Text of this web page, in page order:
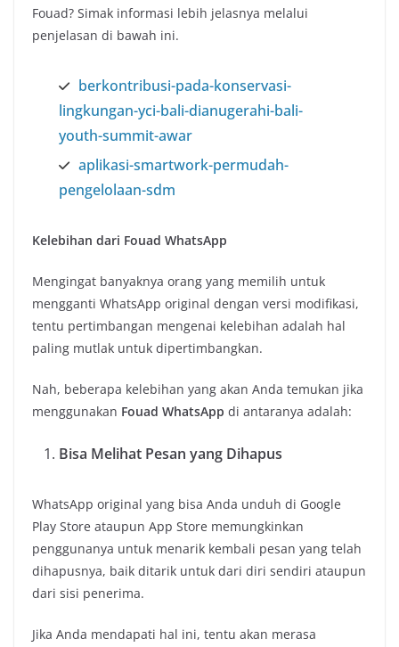
Fouad? Simak informasi lebih jelasnya melalui
penjelasan di bawah ini.
berkontribusi-pada-konservasi-
lingkungan-yci-bali-dianugerahi-bali-
youth-summit-awar
aplikasi-smartwork-permudah-
pengelolaan-sdm
Kelebihan dari Fouad WhatsApp
Mengingat banyaknya orang yang memilih untuk
mengganti WhatsApp original dengan versi modifikasi,
tentu pertimbangan mengenai kelebihan adalah hal
paling mutlak untuk dipertimbangkan.
Nah, beberapa kelebihan yang akan Anda temukan jika
menggunakan Fouad WhatsApp di antaranya adalah:
Bisa Melihat Pesan yang Dihapus
WhatsApp original yang bisa Anda unduh di Google
Play Store ataupun App Store memungkinkan
penggunanya untuk menarik kembali pesan yang telah
dihapusnya, baik ditarik untuk dari diri sendiri ataupun
dari sisi penerima.
Jika Anda mendapati hal ini, tentu akan merasa